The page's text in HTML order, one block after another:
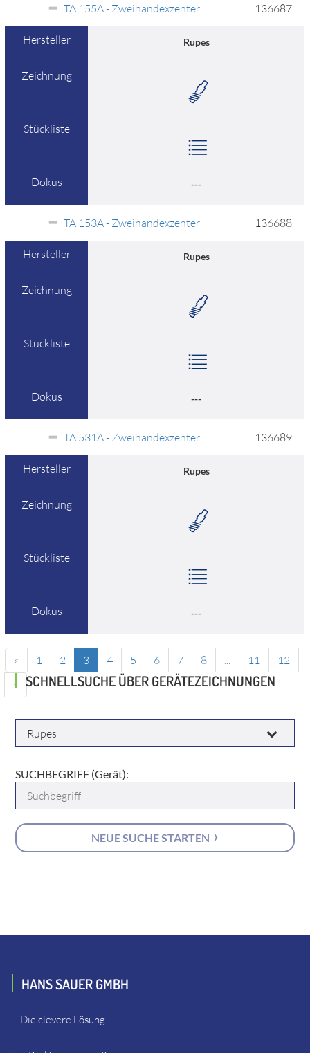
TA 155A - Zweihandexzenter 136687
Hersteller Rupes
Zeichnung
Stückliste
Dokus ---
TA 153A - Zweihandexzenter 136688
Hersteller Rupes
Zeichnung
Stückliste
Dokus ---
TA 531A - Zweihandexzenter 136689
Hersteller Rupes
Zeichnung
Stückliste
Dokus ---
« 1 2 3 4 5 6 7 8 ... 11
12
»
SCHNELLSUCHE ÜBER GERÄTEZEICHNUNGEN
HERSTELLER:
SUCHBEGRIFF (Gerät):
NEUE SUCHE STARTEN
HANS SAUER GMBH
Die clevere Lösung.